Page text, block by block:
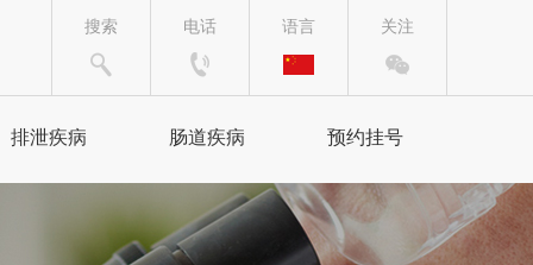
搜索 电话 语言 关注
排泄疾病 肠道疾病
结肠炎
预约挂号